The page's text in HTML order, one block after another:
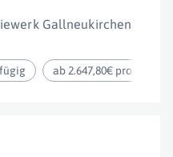
Gallneukirchen
ab 2.647,80€ pro Monat